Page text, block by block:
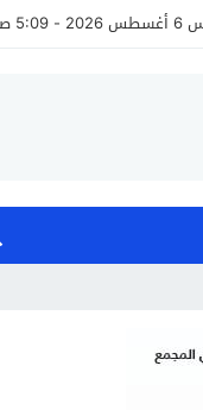
صباحًا